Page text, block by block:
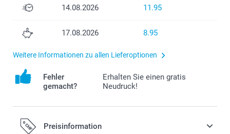
14.08.2026 11.95
17.08.2026 8.95
Weitere Informationen zu allen Lieferoptionen
Fehler
gemacht?
Erhalten Sie einen gratis
Neudruck!
Preisinformation